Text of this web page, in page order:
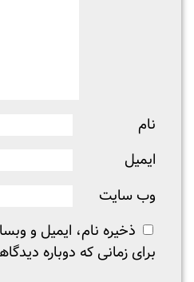
نام
ایمیل
وب‌ سایت
ذخیره نام، ایمیل و
برای زمانی که دوباره